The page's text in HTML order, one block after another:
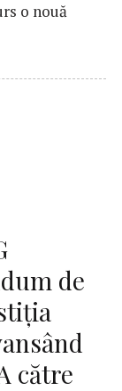
o nouă
de
către